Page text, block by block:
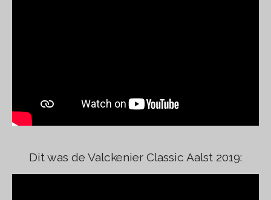
Dit was de Valckenier Classic Aalst 2019: